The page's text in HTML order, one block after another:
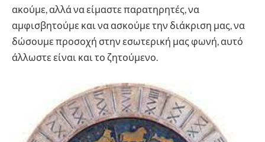
ακούμε, αλλά να είμαστε παρατηρητές, να
αμφισβητούμε και να ασκούμε την διάκριση μας, να
δώσουμε προσοχή στην εσωτερική μας φωνή, αυτό
άλλωστε είναι και το ζητούμενο.